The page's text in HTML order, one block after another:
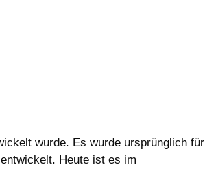
wurde. Es wurde ursprünglich für
Heute ist es im